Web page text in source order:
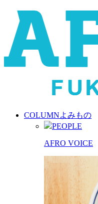
COLUMNよみもの
PEOPLE
AFRO VOICE